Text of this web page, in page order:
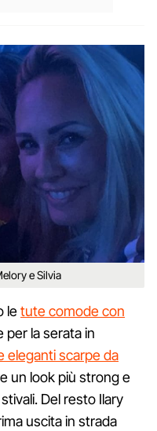
e Silvia
letute comode con
per la serata in
eleganti scarpe da
un look più strong e
Del resto Ilary
uscita in strada